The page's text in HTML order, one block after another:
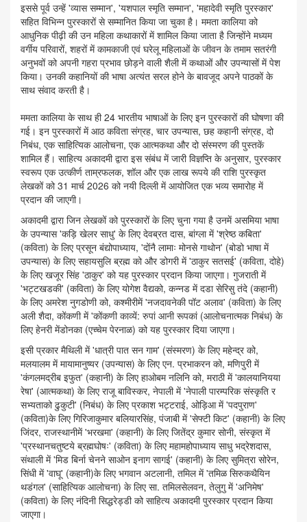
इससे पूर्व उन्हें 'व्यास सम्मान', 'यशपाल स्मृति सम्मान', 'महादेवी स्मृति पुरस्कार'
सहित विभिन्न पुरस्कारों से सम्मानित किया जा चुका है। ममता कालिया को
आधुनिक पीढ़ी की उन महिला कथाकारों में शामिल किया जाता है जिन्होंने मध्यम
वर्गीय परिवारों, शहरों में कामकाजी एवं घरेलू महिलाओं के जीवन के तमाम सतरंगी
अनुभवों को अपनी गहरा प्रभाव छोड़ने वाली शैली में कथाओं और उपन्यासों में पेश
किया। उनकी कहानियों की भाषा अत्यंत सरल होने के बावजूद अपने पाठकों के
साथ संवाद करती है।
ममता कालिया के साथ ही 24 भारतीय भाषाओं के लिए इन पुरस्कारों की घोषणा की
गई। इन पुरस्कारों में आठ कविता संग्रह, चार उपन्यास, छह कहानी संग्रह, दो
निबंध, एक साहित्यिक आलोचना, एक आत्मकथा और दो संस्मरण की पुस्तकें
शामिल हैं। साहित्य अकादमी द्वारा इस संबंध में जारी विज्ञप्ति के अनुसार, पुरस्कार
स्वरूप एक उत्कीर्ण ताम्रफलक, शॉल और एक लाख रूपये की राशि पुरस्कृत
लेखकों को 31 मार्च 2026 को नयी दिल्ली में आयोजित एक भव्य समारोह में
प्रदान की जाएगी।
अकादमी द्वारा जिन लेखकों को पुरस्कारों के लिए चुना गया है उनमें असमिया भाषा
के उपन्यास 'कड़ि खेलर साधु' के लिए देवब्रत दास, बांग्ला में 'श्रेष्ठ कबिता'
(कविता) के लिए प्रसून बंद्योपाध्याय, 'दोंनै लामाः मोनसे गाथोन' (बोडो भाषा में
उपन्यास) के लिए सहायसुलि ब्रह्म को और डोगरी में 'ठाकुर सतसई' (कविता, दोहे)
के लिए खजूर सिंह 'ठाकुर' को यह पुरस्कार प्रदान किया जाएगा। गुजराती में
'भट्टखडकी' (कविता) के लिए योगेश वैद्यको, कन्नड में दडा सेरिसु तंदे (कहानी)
के लिए अमरेश नुगडोणी को, कश्मीरीमें 'नजदावनेकी पॉट अलाव' (कविता) के लिए
अली शैदा, कोंकणी में 'कोंकणी काव्यें: रुपां आनी रूपकां (आलोचनात्मक निबंध) के
लिए हेनरी मेंडोनका (एच्चेम पेरनाळ) को यह पुरस्कार दिया जाएगा।
इसी प्रकार मैथिली में 'धात्री पात सन गाम' (संस्मरण) के लिए महेन्द्र को,
मलयालम में मायामानुष्यर (उपन्यास) के लिए एन. प्रभाकरन को, मणिपुरी में
'कंगलमद्रीब इफुत' (कहानी) के लिए हाओबम नलिनि को, मराठी में 'कालयानियया
रेषा' (आत्मकथा) के लिए राजू बाविस्कर, नेपाली में 'नेपाली पारम्परिक संस्कृति र
सभ्यताको ढुकुटी' (निबंध) के लिए प्रकाश भट्टराई, ओड़िआ में 'पदपुराण'
(कविता)के लिए गिरिजाकुमार बलियारसिंह, पंजाबी में 'सेफ्टी किट' (कहानी) के लिए
जिंदर, राजस्थानीमें 'भरखमा' (कहानी) के लिए जितेंद्र कुमार सोनी, संस्कृत में
'प्रस्थानचतुष्टये ब्रह्मघोषः' (कविता) के लिए महामहोपाध्याय साधु भद्रेशदास,
संथाली में 'मिड बिर्ना चेनने साओन इनाग सागई' (कहानी) के लिए सुमित्रा सोरेन,
सिंधी में 'वाघू' (कहानी)के लिए भगवान अटलानी, तमिल में 'तमिळ सिरुकथैयिन
थडंगल' (साहित्यिक आलोचना) के लिए सा. तमिलसेलवन, तेलुगु में 'अनिमेष'
(कविता) के लिए नंदिनी सिद्धरेड्डी को साहित्य अकादमी पुरस्कार प्रदान किया
जाएगा।